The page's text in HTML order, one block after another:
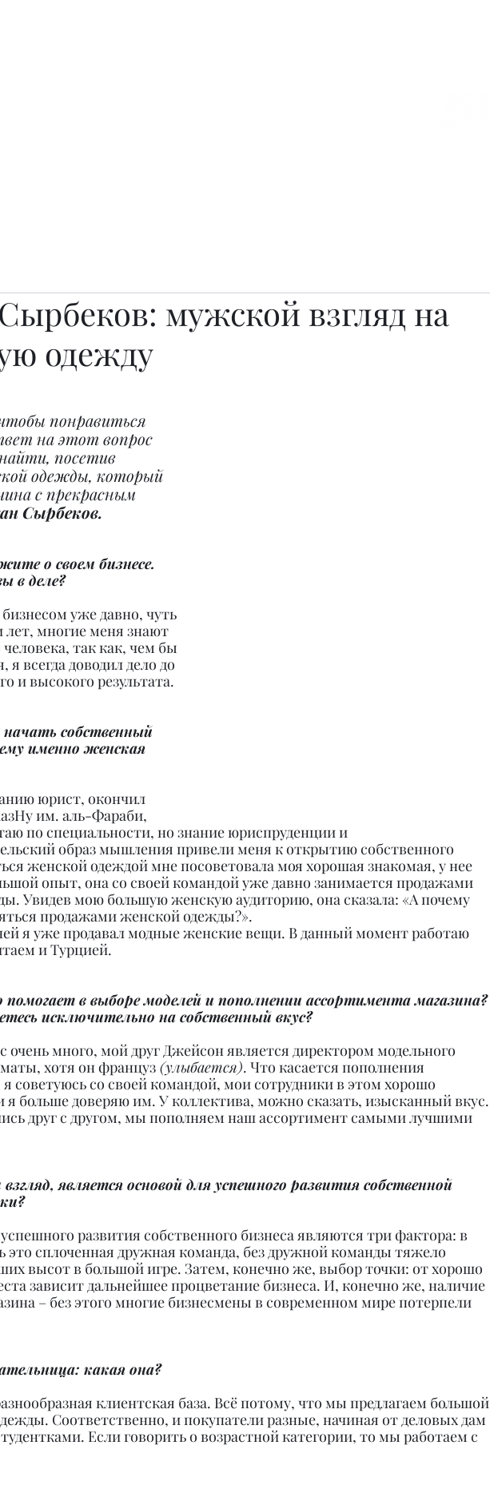
мужской взгляд на
одежду
понравиться
на этот вопрос
посетив
одежды, который
с прекрасным
Сырбеков.
о своем бизнесе.
в деле?
уже давно, чуть
лет, многие меня знают
так как, чем бы
я всегда доводил дело до
и высокого результата.
собственный
именно женская
юрист, окончил
им. аль-Фараби,
по специальности, но знание юриспруденции и
образ мышления привели меня к открытию собственного
женской одеждой мне посоветовала моя хорошая знакомая, у нее
опыт, она со своей командой уже давно занимается продажами
Увидев мою большую женскую аудиторию, она сказала: «А почему
продажами женской одежды?».
я уже продавал модные женские вещи. В данный момент работаю
и Турцией.
в выборе моделей и пополнении ассортимента магазина?
исключительно на собственный вкус?
очень много, мой друг Джейсон является директором модельного
хотя он француз (улыбается). Что касается пополнения
советуюсь со своей командой, мои сотрудники в этом хорошо
я больше доверяю им. У коллектива, можно сказать, изысканный вкус.
друг с другом, мы пополняем наш ассортимент самыми лучшими
является основой для успешного развития собственной
развития собственного бизнеса являются три фактора: в
это сплоченная дружная команда, без дружной команды тяжело
высот в большой игре. Затем, конечно же, выбор точки: от хорошо
зависит дальнейшее процветание бизнеса. И, конечно же, наличие
– без этого многие бизнесмены в современном мире потерпели
какая она?
клиентская база. Всё потому, что мы предлагаем большой
Соответственно, и покупатели разные, начиная от деловых дам
Если говорить о возрастной категории, то мы работаем с